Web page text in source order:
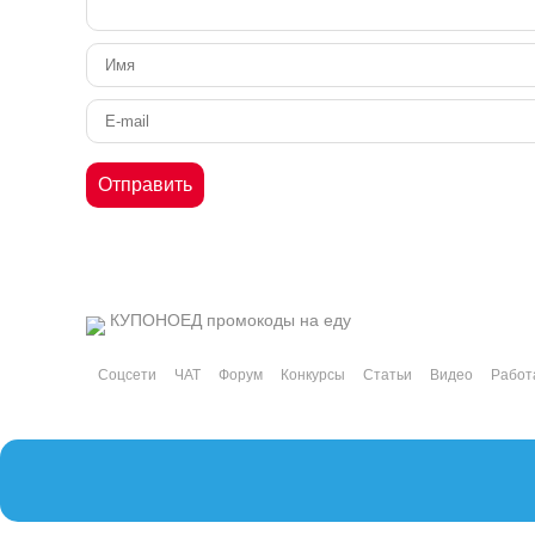
КУПОНОЕД промокоды на еду
Соцсети ЧАТ Форум Конкурсы Статьи Видео